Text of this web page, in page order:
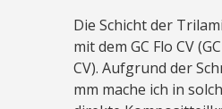
Die Schicht der
mit dem GC Flo CV
CV). Aufgrund der
mm mache ich in